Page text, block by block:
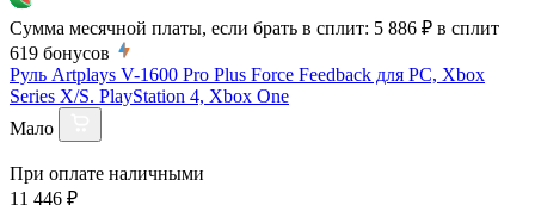
Сумма месячной платы, если брать в сплит: 5 886 ₽ в сплит
619 бонусов
Руль Artplays V-1600 Pro Plus Force Feedback для PC, Xbox
Series X/S. PlayStation 4, Xbox One
Мало
При оплате наличными
11 446 ₽